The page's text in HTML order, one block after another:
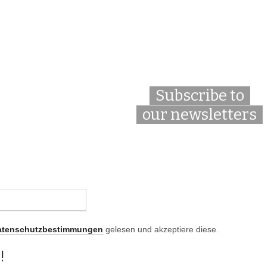
Subscribe to
our newsletters
gelesen und akzeptiere diese.